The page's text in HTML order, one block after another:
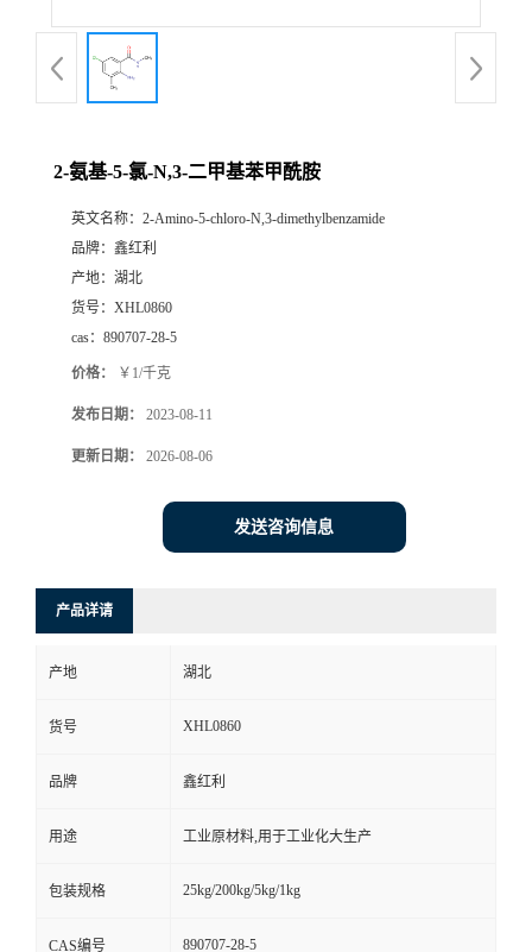
2-氨基-5-氯-N,3-二甲基苯甲酰胺
英文名称： 2-Amino-5-chloro-N,3-dimethylbenzamide
品牌： 鑫红利
产地： 湖北
货号： XHL0860
cas： 890707-28-5
价格： ￥1/千克
发布日期： 2023-08-11
更新日期： 2026-08-06
发送咨询信息
产品详请
产地 湖北
货号 XHL0860
品牌 鑫红利
用途 工业原材料,用于工业化大生产
包装规格 25kg/200kg/5kg/1kg
CAS编号 890707-28-5